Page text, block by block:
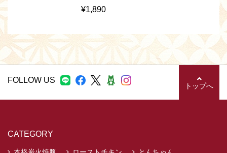
¥1,890
FOLLOW US
トップへ
CATEGORY